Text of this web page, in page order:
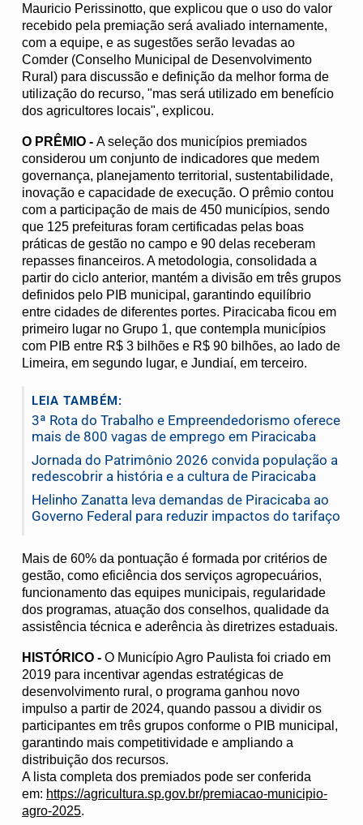
Mauricio Perissinotto, que explicou que o uso do valor
recebido pela premiação será avaliado internamente,
com a equipe, e as sugestões serão levadas ao
Comder (Conselho Municipal de Desenvolvimento
Rural) para discussão e definição da melhor forma de
utilização do recurso, "mas será utilizado em benefício
dos agricultores locais", explicou.
O PRÊMIO - A seleção dos municípios premiados
considerou um conjunto de indicadores que medem
governança, planejamento territorial, sustentabilidade,
inovação e capacidade de execução. O prêmio contou
com a participação de mais de 450 municípios, sendo
que 125 prefeituras foram certificadas pelas boas
práticas de gestão no campo e 90 delas receberam
repasses financeiros. A metodologia, consolidada a
partir do ciclo anterior, mantém a divisão em três grupos
definidos pelo PIB municipal, garantindo equilíbrio
entre cidades de diferentes portes. Piracicaba ficou em
primeiro lugar no Grupo 1, que contempla municípios
com PIB entre R$ 3 bilhões e R$ 90 bilhões, ao lado de
Limeira, em segundo lugar, e Jundiaí, em terceiro.
LEIA TAMBÉM:
3ª Rota do Trabalho e Empreendedorismo oferece
mais de 800 vagas de emprego em Piracicaba
Jornada do Patrimônio 2026 convida população a
redescobrir a história e a cultura de Piracicaba
Helinho Zanatta leva demandas de Piracicaba ao
Governo Federal para reduzir impactos do tarifaço
Mais de 60% da pontuação é formada por critérios de
gestão, como eficiência dos serviços agropecuários,
funcionamento das equipes municipais, regularidade
dos programas, atuação dos conselhos, qualidade da
assistência técnica e aderência às diretrizes estaduais.
HISTÓRICO - O Município Agro Paulista foi criado em
2019 para incentivar agendas estratégicas de
desenvolvimento rural, o programa ganhou novo
impulso a partir de 2024, quando passou a dividir os
participantes em três grupos conforme o PIB municipal,
garantindo mais competitividade e ampliando a
distribuição dos recursos.
A lista completa dos premiados pode ser conferida
em: https://agricultura.sp.gov.br/premiacao-municipio-
agro-2025.